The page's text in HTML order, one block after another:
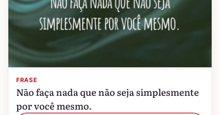
FRASE
Não faça nada que não seja simplesmente
por você mesmo.